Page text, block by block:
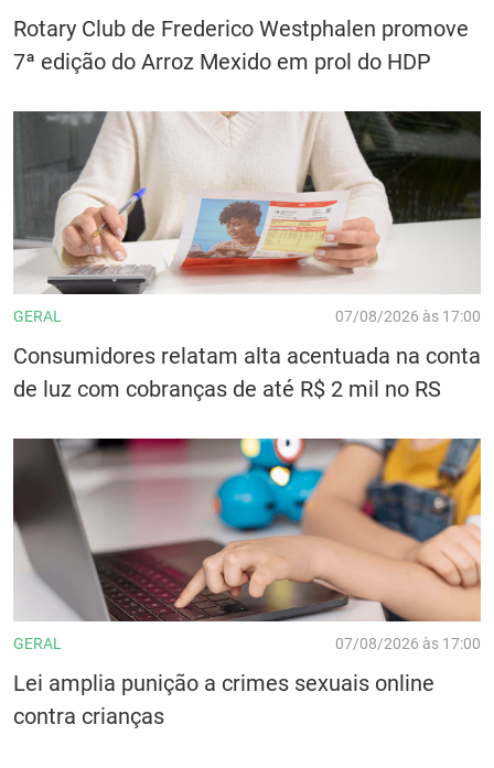
Rotary Club de Frederico Westphalen promove
7ª edição do Arroz Mexido em prol do HDP
GERAL 07/08/2026 às 17:00
Consumidores relatam alta acentuada na conta
de luz com cobranças de até R$ 2 mil no RS
GERAL 07/08/2026 às 17:00
Lei amplia punição a crimes sexuais online
contra crianças